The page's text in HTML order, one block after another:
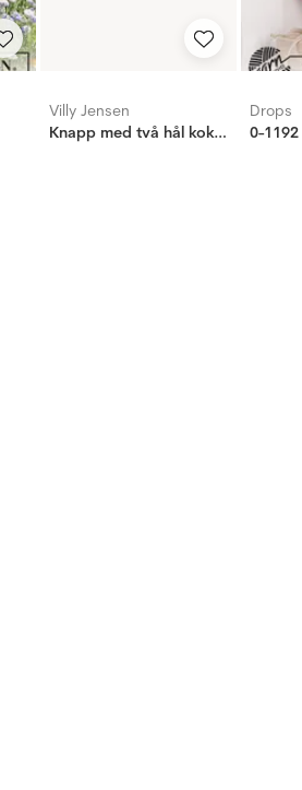
Villy Jensen
Knapp med två hål kokos ljus blå, 20mm
Drops
0-